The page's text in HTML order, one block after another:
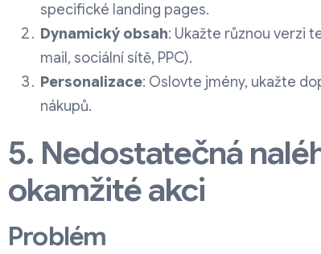
specifické landing pages.
Dynamický obsah: Ukažte různou verzi
mail, sociální sítě, PPC).
Personalizace: Oslovte jmény, ukažte
nákupů.
5. Nedostatečná
okamžité akci
Problém